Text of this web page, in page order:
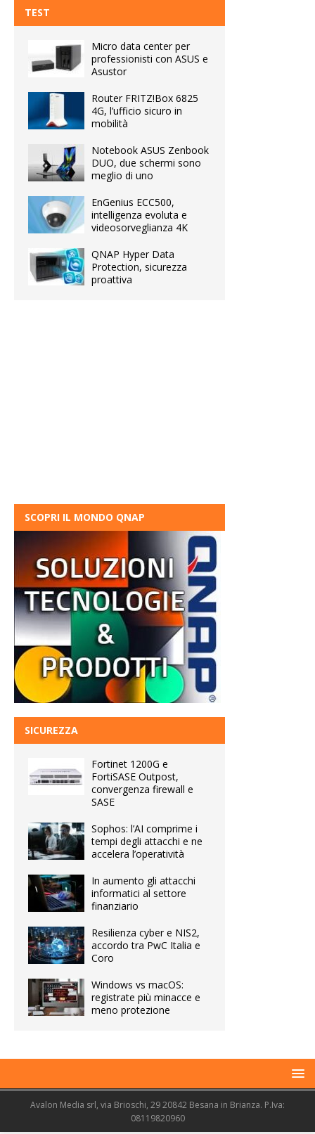
TEST
Micro data center per
professionisti con ASUS e
Asustor
Router FRITZ!Box 6825
4G, l’ufficio sicuro in
mobilità
Notebook ASUS Zenbook
DUO, due schermi sono
meglio di uno
EnGenius ECC500,
intelligenza evoluta e
videosorveglianza 4K
QNAP Hyper Data
Protection, sicurezza
proattiva
SCOPRI IL MONDO QNAP
SICUREZZA
Fortinet 1200G e
FortiSASE Outpost,
convergenza firewall e
SASE
Sophos: l’AI comprime i
tempi degli attacchi e ne
accelera l’operatività
In aumento gli attacchi
informatici al settore
finanziario
Resilienza cyber e NIS2,
accordo tra PwC Italia e
Coro
Windows vs macOS:
registrate più minacce e
meno protezione
Avalon Media srl, via Brioschi, 29 20842 Besana in Brianza. P.Iva:
08119820960